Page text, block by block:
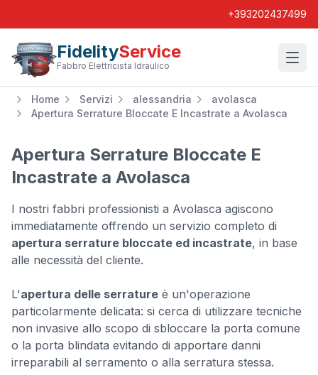
+393202437499
FidelityService
Fabbro Elettricista Idraulico
Home Servizi alessandria
avolasca
Apertura Serrature Bloccate E Incastrate a Avolasca
Apertura Serrature Bloccate E
Incastrate a Avolasca
I nostri fabbri professionisti a Avolasca agiscono
immediatamente offrendo un servizio completo di
apertura serrature bloccate ed incastrate, in base
alle necessità del cliente.
L'apertura delle serrature è un'operazione
particolarmente delicata: si cerca di utilizzare tecniche
non invasive allo scopo di sbloccare la porta comune
o la porta blindata evitando di apportare danni
irreparabili al serramento o alla serratura stessa.